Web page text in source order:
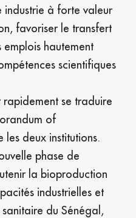
industrie à forte valeur
favoriser le transfert
hautement
scientifiques
se traduire
of
les deux institutions.
phase de
la bioproduction
industrielles et
du Sénégal,